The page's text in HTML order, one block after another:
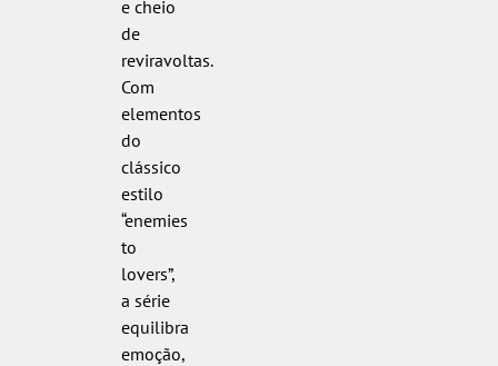
e cheio
de
reviravoltas.
Com
elementos
do
clássico
estilo
“enemies
to
lovers”,
a série
equilibra
emoção,